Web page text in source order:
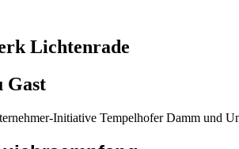
Lichtenrade
Gast
Initiative Tempelhofer Damm und